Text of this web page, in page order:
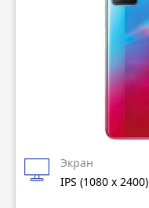
Экран
IPS (1080 x 2400)